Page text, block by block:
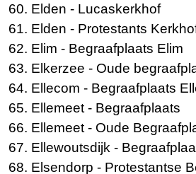
Elden - Lucaskerkhof
Elden - Protestants
Elim - Begraafplaats Elim
Elkerzee - Oude
Ellecom - Begraafplaats
Ellemeet - Begraafplaats
Ellemeet - Oude
Ellewoutsdijk -
Elsendorp - Protestantse